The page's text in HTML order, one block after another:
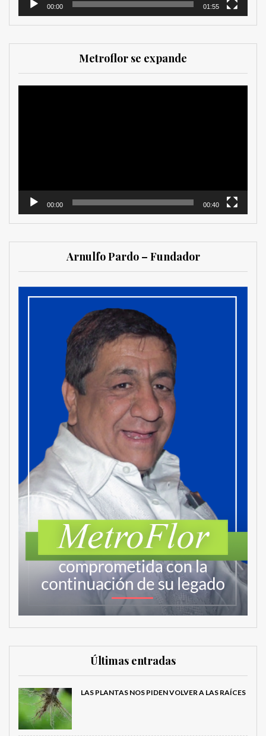
00:00 01:55
Metroflor se expande
00:00 00:40
Arnulfo Pardo – Fundador
Últimas entradas
LAS PLANTAS NOS PIDEN VOLVER A LAS RAÍCES